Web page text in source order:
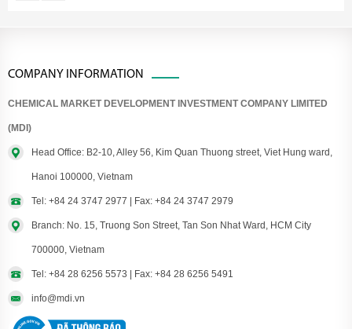
COMPANY INFORMATION
CHEMICAL MARKET DEVELOPMENT INVESTMENT COMPANY LIMITED
(MDI)
Head Office: B2-10, Alley 56, Kim Quan Thuong street, Viet Hung ward,
Hanoi 100000, Vietnam
Tel: +84 24 3747 2977 | Fax: +84 24 3747 2979
Branch: No. 15, Truong Son Street, Tan Son Nhat Ward, HCM City
700000, Vietnam
Tel: +84 28 6256 5573 | Fax: +84 28 6256 5491
info@mdi.vn